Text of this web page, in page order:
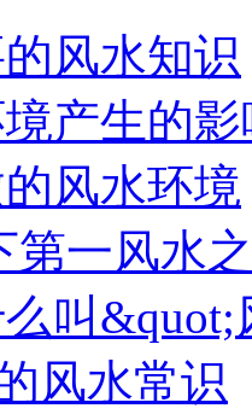
风水知识
产生的
风水环境
第一风水
叫
风水常识